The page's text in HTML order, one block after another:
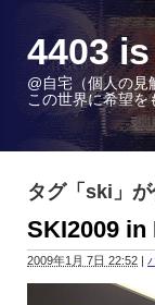
4403
@自宅（個人の
この世界に希望
タグ「ski」
SKI2009 in
2009年1月 7日 22:52 |